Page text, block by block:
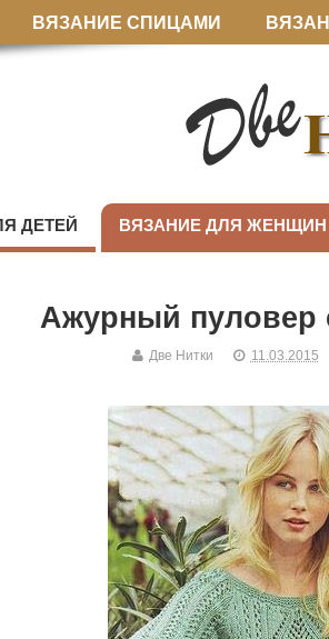
ВЯЗАНИЕ СПИЦАМИ
ДЕТЕЙ ВЯЗАНИЕ ДЛЯ ЖЕНЩИН
Ажурный пуловер
Две Нитки 11.03.2015